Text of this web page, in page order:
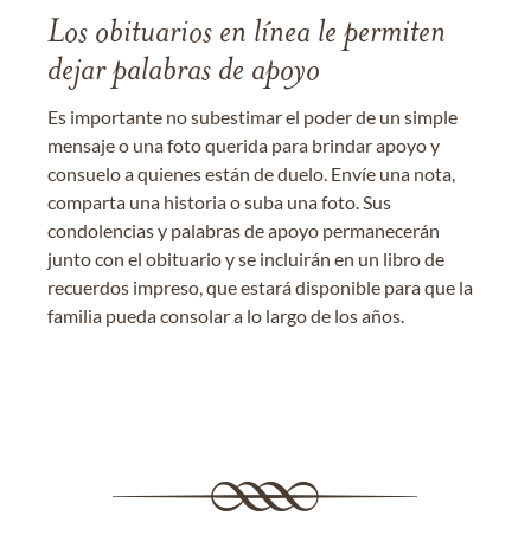
Los obituarios en línea le permiten
dejar palabras de apoyo
Es importante no subestimar el poder de un simple
mensaje o una foto querida para brindar apoyo y
consuelo a quienes están de duelo. Envíe una nota,
comparta una historia o suba una foto. Sus
condolencias y palabras de apoyo permanecerán
junto con el obituario y se incluirán en un libro de
recuerdos impreso, que estará disponible para que la
familia pueda consolar a lo largo de los años.